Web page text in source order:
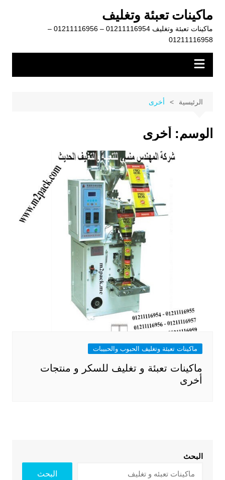
المحتوى
ماكينات تعبئة وتغليف
ماكينات تعبئة وتغليف 01211116954 – 01211116956 –
01211116958
الرئيسية أخرى
الوسم: أخرى
ماكينات تعبئة وتغليف الحبوب والحبيبات
ماكينات تعبئة و تغليف للسكر و منتجات
أخرى
البحث
البحث